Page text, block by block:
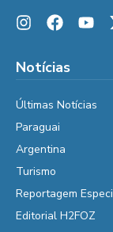
Notícias
Últimas Notícias
Paraguai
Argentina
Turismo
Reportagem
Editorial H2FOZ